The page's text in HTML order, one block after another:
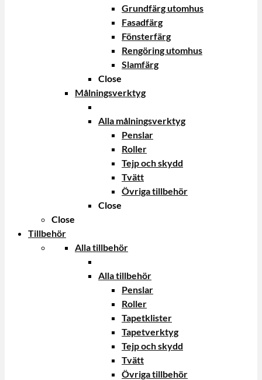
Grundfärg utomhus
Fasadfärg
Fönsterfärg
Rengöring utomhus
Slamfärg
Close
Målningsverktyg
Alla målningsverktyg
Penslar
Roller
Tejp och skydd
Tvätt
Övriga tillbehör
Close
Close
Tillbehör
Alla tillbehör
Alla tillbehör
Penslar
Roller
Tapetklister
Tapetverktyg
Tejp och skydd
Tvätt
Övriga tillbehör